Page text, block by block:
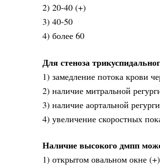
2) 20-40 (+)
3) 40-50
4) более 60
Для стеноза
1) замедление потока крови
2) наличие митральной
3) наличие аортальной
4) увеличение скоростных
Наличие высокого дмпп
1) открытом овальном окне (+)